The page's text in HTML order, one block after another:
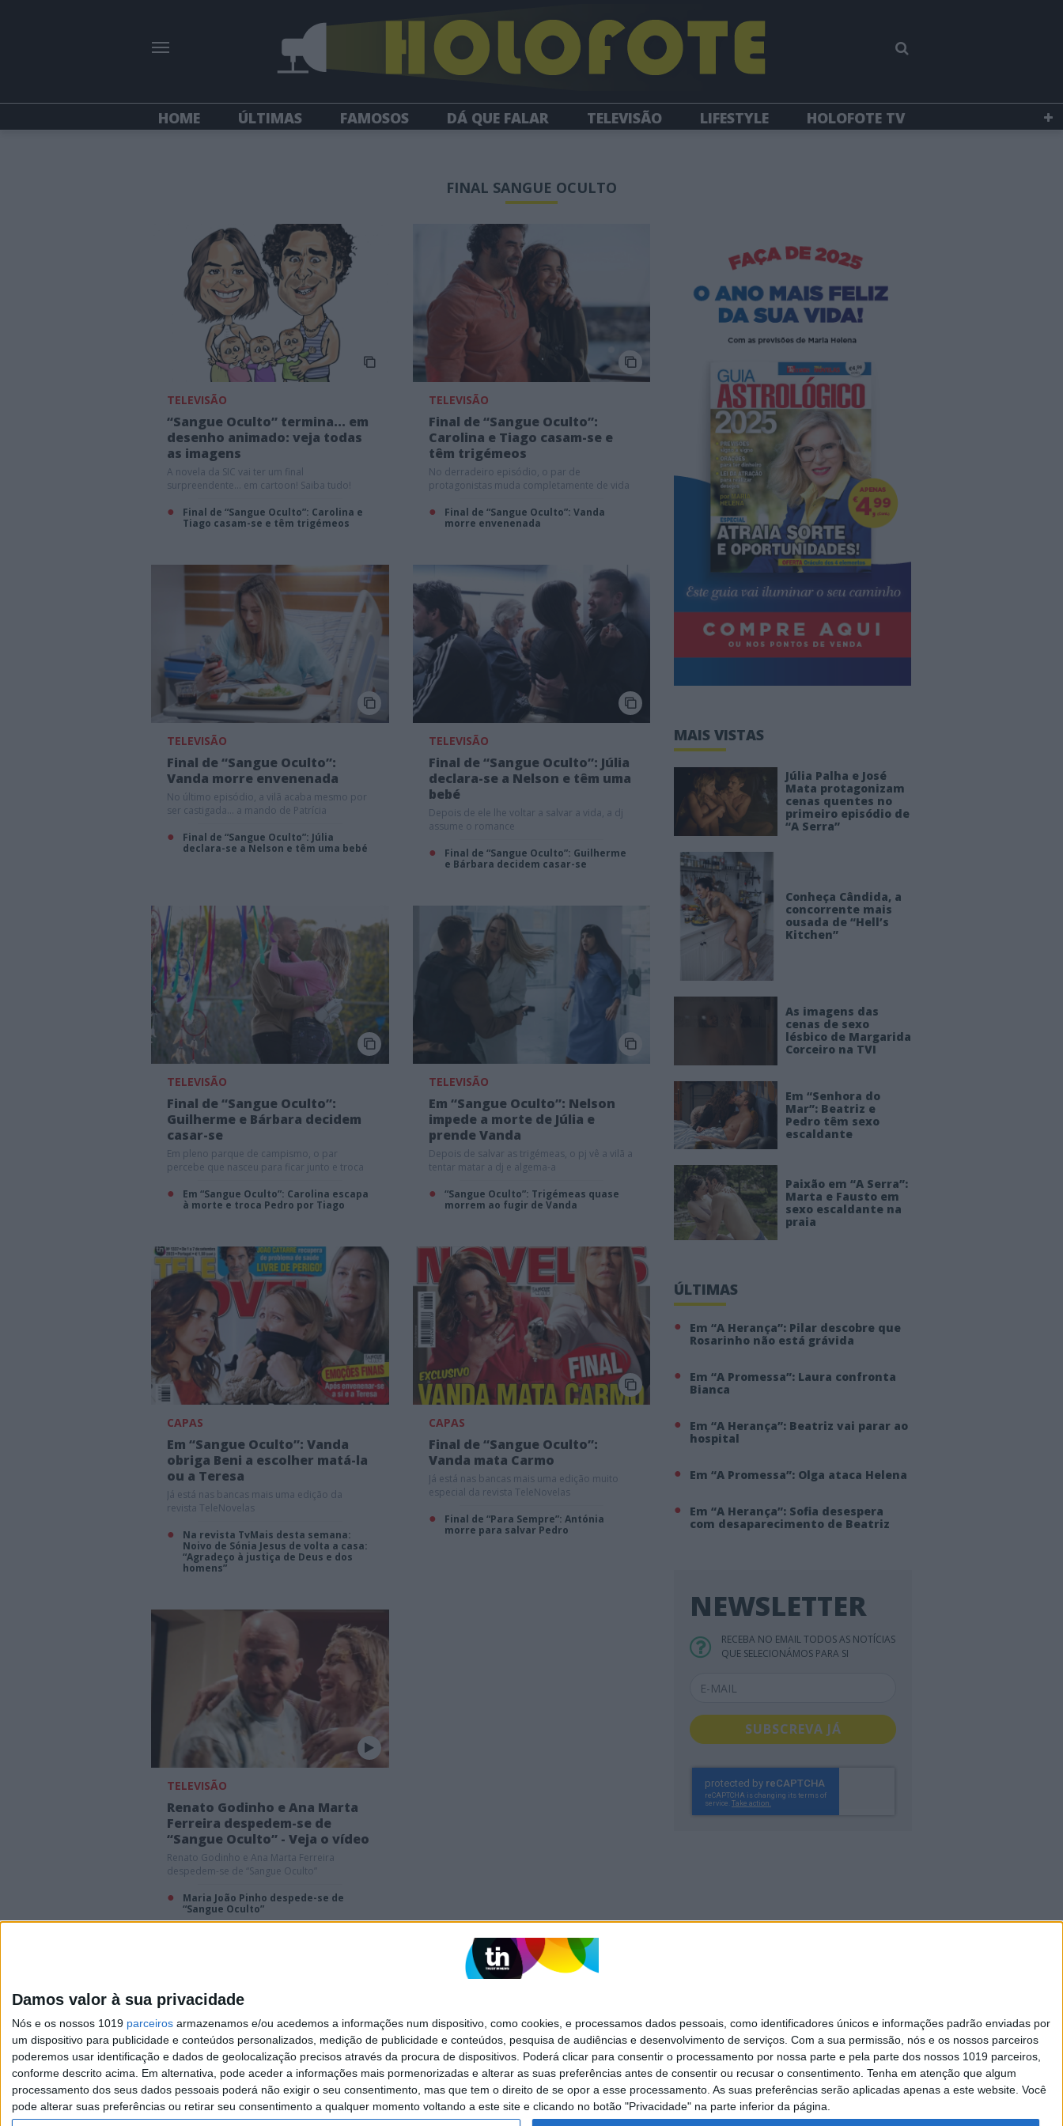
Damos valor à sua privacidade
Nós e os nossos 1019 parceiros armazenamos e/ou acedemos a informações num dispositivo, como cookies, e processamos dados pessoais, como identificadores únicos e informações padrão enviadas por
um dispositivo para publicidade e conteúdos personalizados, medição de publicidade e conteúdos, pesquisa de audiências e desenvolvimento de serviços. Com a sua permissão, nós e os nossos parceiros
poderemos usar identificação e dados de geolocalização precisos através da procura de dispositivos. Poderá clicar para consentir o processamento por nossa parte e pela parte dos nossos 1019 parceiros,
conforme descrito acima. Em alternativa, pode aceder a informações mais pormenorizadas e alterar as suas preferências antes de consentir ou recusar o consentimento. Tenha em atenção que algum
processamento dos seus dados pessoais poderá não exigir o seu consentimento, mas que tem o direito de se opor a esse processamento. As suas preferências serão aplicadas apenas a este website. Você
pode alterar suas preferências ou retirar seu consentimento a qualquer momento voltando a este site e clicando no botão "Privacidade" na parte inferior da página.
HOME ÚLTIMAS FAMOSOS DÁ QUE FALAR TELEVISÃO LIFESTYLE
HOLOFOTE TV
FINAL SANGUE OCULTO
TELEVISÃO
“Sangue Oculto” termina... em
desenho animado: veja todas
as imagens
A novela da SIC vai ter um final
surpreendente... em cartoon! Saiba tudo!
Final de “Sangue Oculto”: Carolina e
Tiago casam-se e têm trigémeos
TELEVISÃO
Final de “Sangue Oculto”:
Carolina e Tiago casam-se e
têm trigémeos
No derradeiro episódio, o par de
protagonistas muda completamente de vida
Final de “Sangue Oculto”: Vanda
morre envenenada
TELEVISÃO
Final de “Sangue Oculto”:
Vanda morre envenenada
No último episódio, a vilã acaba mesmo por
ser castigada... a mando de Patrícia
Final de “Sangue Oculto”: Júlia
declara-se a Nelson e têm uma bebé
TELEVISÃO
Final de “Sangue Oculto”: Júlia
declara-se a Nelson e têm uma
bebé
Depois de ele lhe voltar a salvar a vida, a dj
assume o romance
Final de “Sangue Oculto”: Guilherme
e Bárbara decidem casar-se
TELEVISÃO
Final de “Sangue Oculto”:
Guilherme e Bárbara decidem
casar-se
Em pleno parque de campismo, o par
percebe que nasceu para ficar junto e troca
Em “Sangue Oculto”: Carolina escapa
à morte e troca Pedro por Tiago
TELEVISÃO
Em “Sangue Oculto”: Nelson
impede a morte de Júlia e
prende Vanda
Depois de salvar as trigémeas, o pj vê a vilã a
tentar matar a dj e algema-a
“Sangue Oculto”: Trigémeas quase
morrem ao fugir de Vanda
CAPAS
Em “Sangue Oculto”: Vanda
obriga Beni a escolher matá-la
ou a Teresa
Já está nas bancas mais uma edição da
revista TeleNovelas
Na revista TvMais desta semana:
Noivo de Sónia Jesus de volta a casa:
“Agradeço à justiça de Deus e dos
homens”
CAPAS
Final de “Sangue Oculto”:
Vanda mata Carmo
Já está nas bancas mais uma edição muito
especial da revista TeleNovelas
Final de “Para Sempre”: Antónia
morre para salvar Pedro
TELEVISÃO
Renato Godinho e Ana Marta
Ferreira despedem-se de
“Sangue Oculto” - Veja o vídeo
Renato Godinho e Ana Marta Ferreira
despedem-se de “Sangue Oculto”
Maria João Pinho despede-se de
“Sangue Oculto”
MAIS VISTAS
Júlia Palha e José
Mata protagonizam
cenas quentes no
primeiro episódio de
“A Serra”
Conheça Cândida, a
concorrente mais
ousada de “Hell’s
Kitchen”
As imagens das
cenas de sexo
lésbico de Margarida
Corceiro na TVI
Em “Senhora do
Mar”: Beatriz e
Pedro têm sexo
escaldante
Paixão em “A Serra”:
Marta e Fausto em
sexo escaldante na
praia
ÚLTIMAS
Em “A Herança”: Pilar descobre que
Rosarinho não está grávida
Em “A Promessa”: Laura confronta
Bianca
Em “A Herança”: Beatriz vai parar ao
hospital
Em “A Promessa”: Olga ataca Helena
Em “A Herança”: Sofia desespera
com desaparecimento de Beatriz
NEWSLETTER
RECEBA NO EMAIL TODOS AS NOTÍCIAS
QUE SELECIONÁMOS PARA SI
SUBSCREVA JÁ
SITES DO GRUPO TRUST IN NEWS
Exame
Exame Informática Jornal de Letras
Visão Júnior
Visão Saúde
Visão + Visão Se7e A Nossa Prima